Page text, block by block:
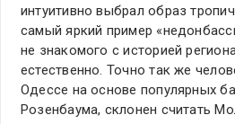
интуитивно выбрал образ
самый яркий пример
не знакомого с историей
естественно. Точно так же
Одессе на основе популярных
Розенбаума, склонен считать